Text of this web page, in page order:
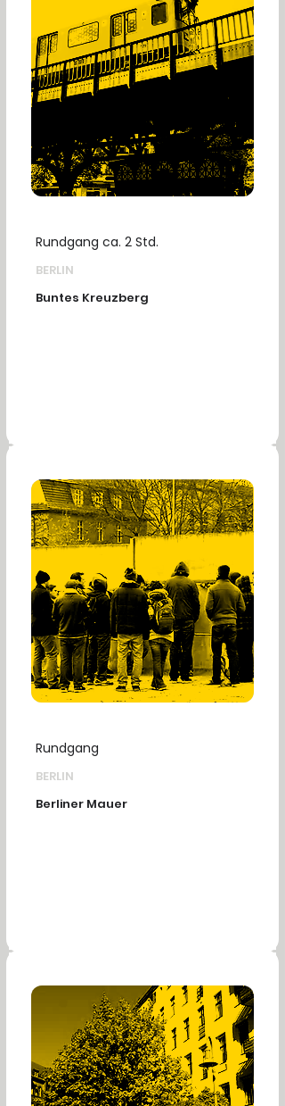
Rundgang ca. 2 Std.
BERLIN
Buntes Kreuzberg
Rundgang
BERLIN
Berliner Mauer